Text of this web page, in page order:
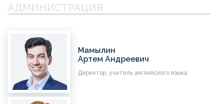
АДМИНИСТРАЦИЯ
Мамылин
Артем Андреевич
Директор, учитель английского языка